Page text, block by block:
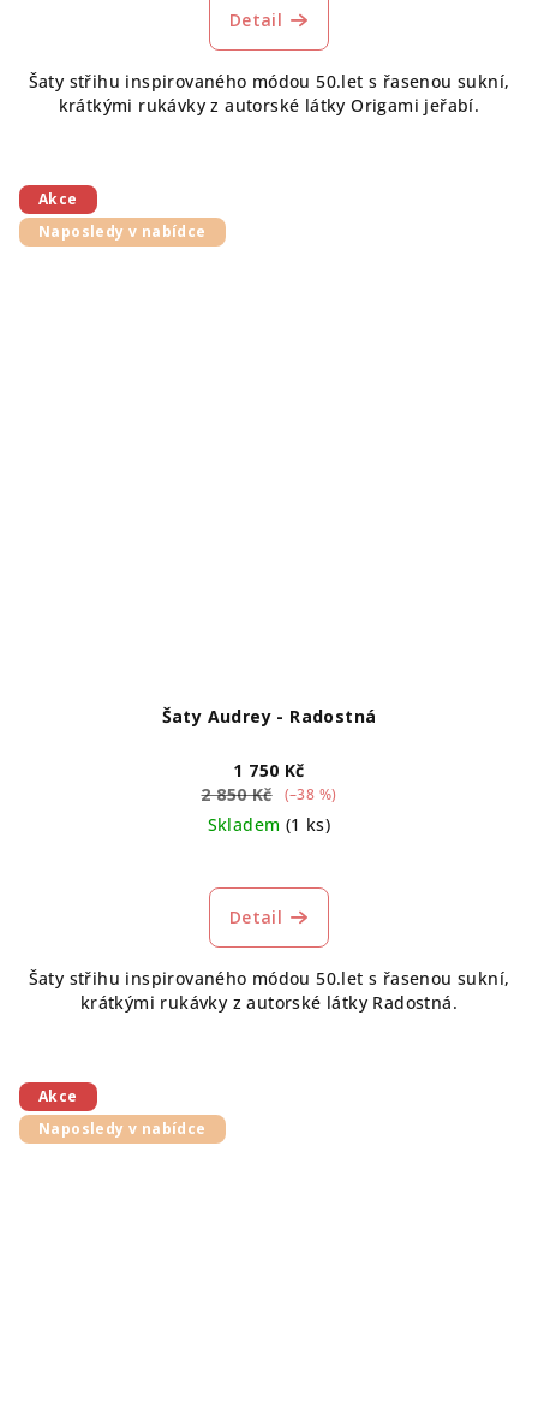
Detail
Šaty střihu inspirovaného módou 50.let s řasenou sukní,
krátkými rukávky z autorské látky Origami jeřabí.
Akce
Naposledy v nabídce
Šaty Audrey - Radostná
1 750 Kč
2 850 Kč
(–38 %)
Skladem (1 ks)
Detail
Šaty střihu inspirovaného módou 50.let s řasenou sukní,
krátkými rukávky z autorské látky Radostná.
Akce
Naposledy v nabídce